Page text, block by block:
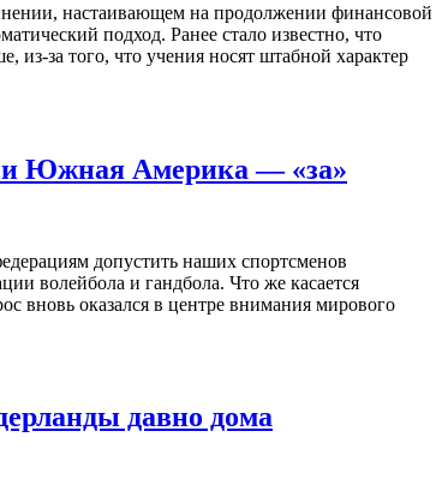
настаивающем на продолжении финансовой
подход. Ранее стало известно, что
за того, что учения носят штабной характер
и Южная Америка — «за»
допустить наших спортсменов
волейбола и гандбола. Что же касается
вновь оказался в центре внимания мирового
давно дома